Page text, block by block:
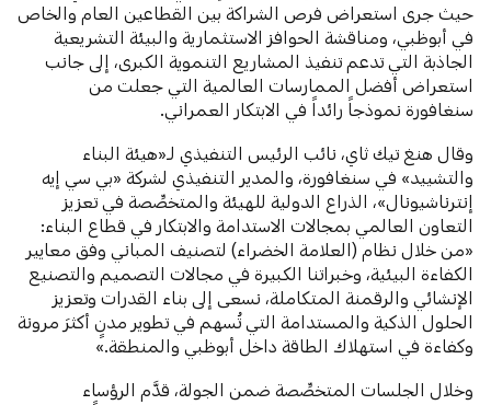
حيث جرى استعراض فرص الشراكة بين القطاعين العام والخاص
في أبوظبي، ومناقشة الحوافز الاستثمارية والبيئة التشريعية
الجاذبة التي تدعم تنفيذ المشاريع التنموية الكبرى، إلى جانب
استعراض أفضل الممارسات العالمية التي جعلت من
سنغافورة نموذجاً رائداً في الابتكار العمراني.
وقال هنغ تيك ثاي، نائب الرئيس التنفيذي لـ«هيئة البناء
والتشييد» في سنغافورة، والمدير التنفيذي لشركة «بي سي إيه
إنترناشيونال»، الذراع الدولية للهيئة والمتخصِّصة في تعزيز
التعاون العالمي بمجالات الاستدامة والابتكار في قطاع البناء:
«من خلال نظام (العلامة الخضراء) لتصنيف المباني وفق معايير
الكفاءة البيئية، وخبراتنا الكبيرة في مجالات التصميم والتصنيع
الإنشائي والرقمنة المتكاملة، نسعى إلى بناء القدرات وتعزيز
الحلول الذكية والمستدامة التي تُسهم في تطوير مدنٍ أكثرَ مرونة
وكفاءة في استهلاك الطاقة داخل أبوظبي والمنطقة.»
وخلال الجلسات المتخصِّصة ضمن الجولة، قدَّم الرؤساء